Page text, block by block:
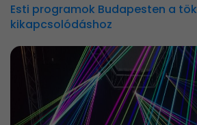
Esti programok Budapesten a
kikapcsolódáshoz